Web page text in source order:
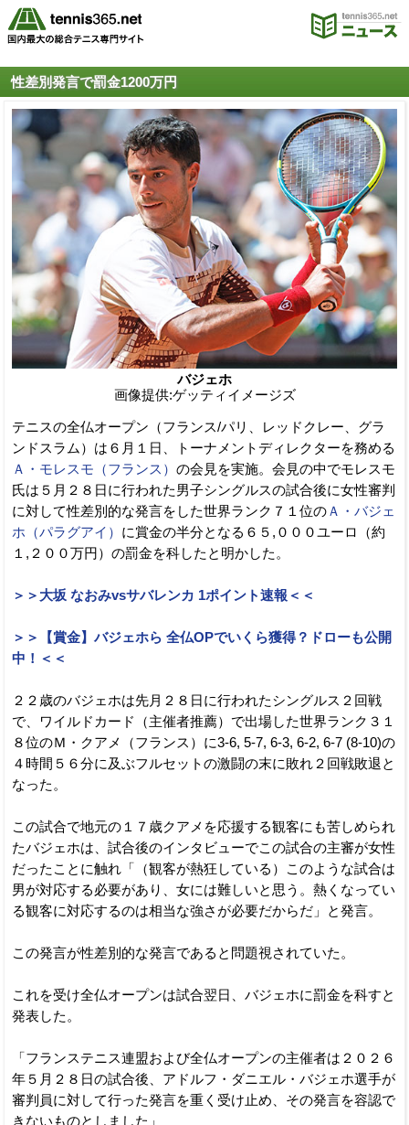
性差別発言で罰金1200万円
バジェホ
画像提供:ゲッティイメージズ
テニスの全仏オープン（フランス/パリ、レッドクレー、グラ
ンドスラム）は６月１日、トーナメントディレクターを務める
Ａ・モレスモ（フランス） の会見を実施。会見の中でモレスモ
氏は５月２８日に行われた男子シングルスの試合後に女性審判
に対して性差別的な発言をした世界ランク７１位のＡ・バジェ
ホ（パラグアイ） に賞金の半分となる６５,０００ユーロ（約
１,２００万円）の罰金を科したと明かした。
＞＞大坂 なおみvsサバレンカ 1ポイント速報＜＜
＞＞【賞金】バジェホら 全仏OPでいくら獲得？ドローも公開
中！＜＜
２２歳のバジェホは先月２８日に行われたシングルス２回戦
で、ワイルドカード（主催者推薦）で出場した世界ランク３１
８位のＭ・クアメ（フランス）に3-6, 5-7, 6-3, 6-2, 6-7 (8-10)の
４時間５６分に及ぶフルセットの激闘の末に敗れ２回戦敗退と
なった。
この試合で地元の１７歳クアメを応援する観客にも苦しめられ
たバジェホは、試合後のインタビューでこの試合の主審が女性
だったことに触れ「（観客が熱狂している）このような試合は
男が対応する必要があり、女には難しいと思う。熱くなってい
る観客に対応するのは相当な強さが必要だからだ」と発言。
この発言が性差別的な発言であると問題視されていた。
これを受け全仏オープンは試合翌日、バジェホに罰金を科すと
発表した。
「フランステニス連盟および全仏オープンの主催者は２０２６
年５月２８日の試合後、アドルフ・ダニエル・バジェホ選手が
審判員に対して行った発言を重く受け止め、その発言を容認で
きないものとしました」